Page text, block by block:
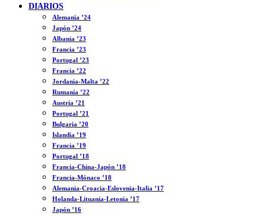
DIARIOS
Alemania ’24
Japón ’24
Albania ’23
Francia ’23
Portugal ’23
Francia ’22
Jordania-Malta ’22
Rumanía ’22
Austria ’21
Portugal ’21
Bulgaria ’20
Islandia ’19
Francia ’19
Portugal ’18
Francia-China-Japón ’18
Francia-Mónaco ’18
Alemania-Croacia-Eslovenia-Italia ’17
Holanda-Lituania-Letonia ’17
Japón ’16